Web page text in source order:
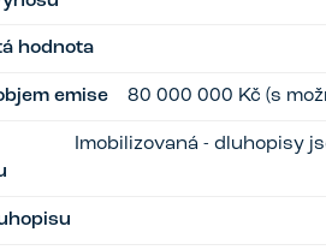
hodnota
emise 80 000 000 Kč (s
Imobilizovaná - dluhopisy